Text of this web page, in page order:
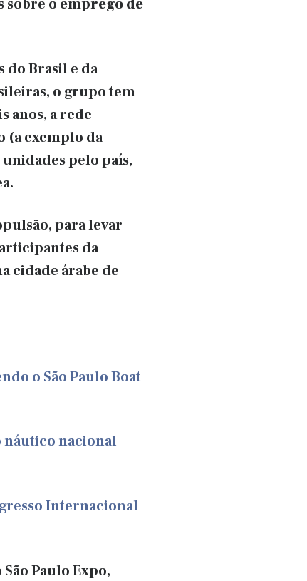
sobre o emprego de
do Brasil e da
o grupo tem
anos, a rede
(a exemplo da
pelo país,
para levar
da
cidade árabe de
o São Paulo Boat
náutico nacional
Internacional
Paulo Expo,